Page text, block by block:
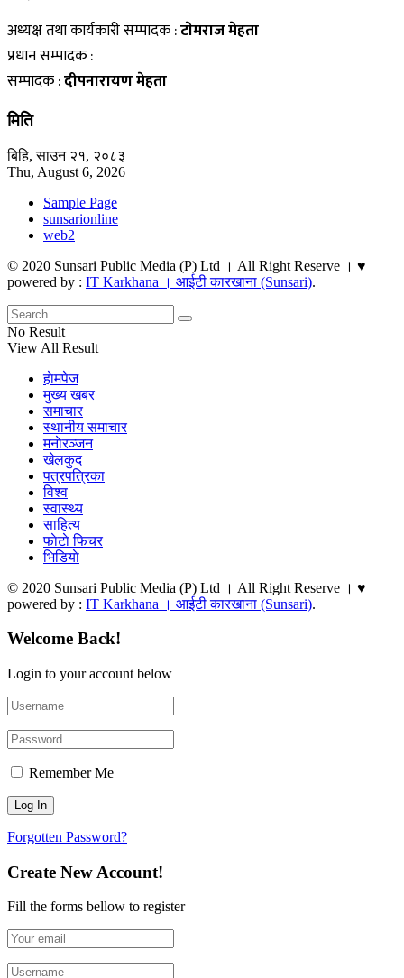
अध्यक्ष तथा कार्यकारी सम्पादक :टाेमराज मेहता
प्रधान सम्पादक :
सम्पादक :दीपनारायण मेहता
मिति
बिहि, साउन २१, २०८३
Thu, August 6, 2026
Sample Page
sunsarionline
web2
© 2020 Sunsari Public Media (P) Ltd । All Right Reserve । ♥
powered by : IT Karkhana । आईटी कारखाना (Sunsari).
No Result
View All Result
हाेमपेज
मुख्य खबर
समाचार
स्थानीय समाचार
मनाेरञ्जन
खेलकुद
पत्रपत्रिका
विश्व
स्वास्थ्य
साहित्य
फाेटाे फिचर
भिडियाे
© 2020 Sunsari Public Media (P) Ltd । All Right Reserve । ♥
powered by : IT Karkhana । आईटी कारखाना (Sunsari).
Welcome Back!
Login to your account below
Remember Me
Forgotten Password?
Create New Account!
Fill the forms bellow to register